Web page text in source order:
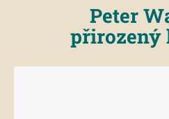
Peter
přirozený